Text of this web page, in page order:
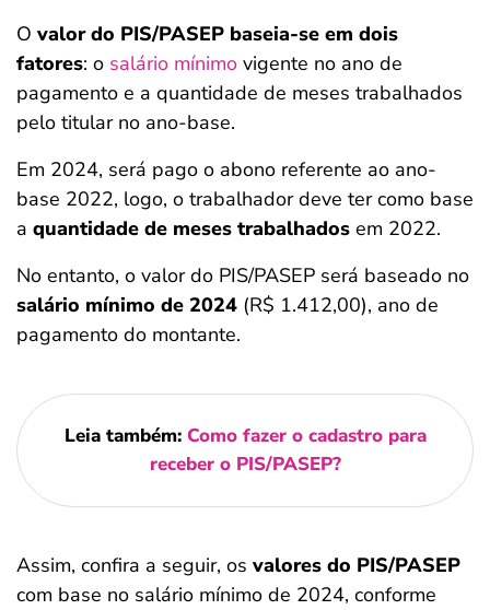
O valor do PIS/PASEP baseia-se em dois
fatores: o salário mínimo vigente no ano de
pagamento e a quantidade de meses trabalhados
pelo titular no ano-base.
Em 2024, será pago o abono referente ao ano-
base 2022, logo, o trabalhador deve ter como base
a quantidade de meses trabalhados em 2022.
No entanto, o valor do PIS/PASEP será baseado no
salário mínimo de 2024 (R$ 1.412,00), ano de
pagamento do montante.
Leia também:Como fazer o cadastro para
receber o PIS/PASEP?
Assim, confira a seguir, os valores do PIS/PASEP
com base no salário mínimo de 2024, conforme